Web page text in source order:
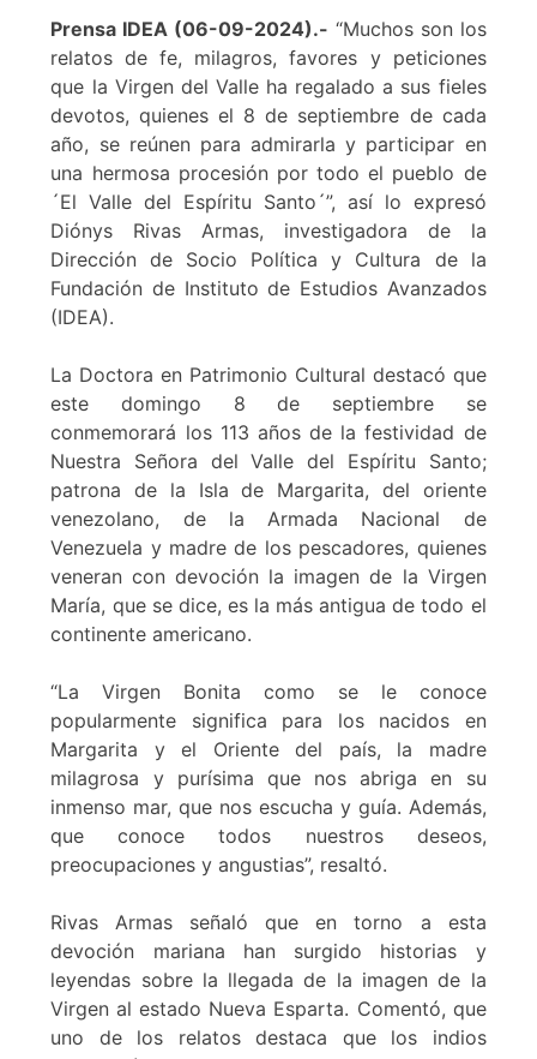
Prensa IDEA (06-09-2024).- “Muchos son los
relatos de fe, milagros, favores y peticiones
que la Virgen del Valle ha regalado a sus fieles
devotos, quienes el 8 de septiembre de cada
año, se reúnen para admirarla y participar en
una hermosa procesión por todo el pueblo de
´El Valle del Espíritu Santo´”, así lo expresó
Diónys Rivas Armas, investigadora de la
Dirección de Socio Política y Cultura de la
Fundación de Instituto de Estudios Avanzados
(IDEA).
La Doctora en Patrimonio Cultural destacó que
este domingo 8 de septiembre se
conmemorará los 113 años de la festividad de
Nuestra Señora del Valle del Espíritu Santo;
patrona de la Isla de Margarita, del oriente
venezolano, de la Armada Nacional de
Venezuela y madre de los pescadores, quienes
veneran con devoción la imagen de la Virgen
María, que se dice, es la más antigua de todo el
continente americano.
“La Virgen Bonita como se le conoce
popularmente significa para los nacidos en
Margarita y el Oriente del país, la madre
milagrosa y purísima que nos abriga en su
inmenso mar, que nos escucha y guía. Además,
que conoce todos nuestros deseos,
preocupaciones y angustias”, resaltó.
Rivas Armas señaló que en torno a esta
devoción mariana han surgido historias y
leyendas sobre la llegada de la imagen de la
Virgen al estado Nueva Esparta. Comentó, que
uno de los relatos destaca que los indios